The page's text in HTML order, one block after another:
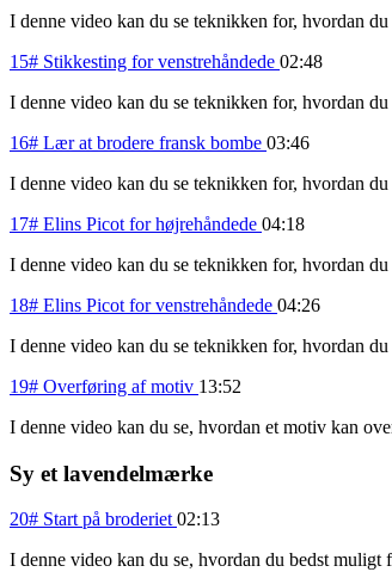
I denne video kan du se teknikken for, hvordan
15# Stikkesting for venstrehåndede 02:48
I denne video kan du se teknikken for, hvordan
16# Lær at brodere fransk bombe 03:46
I denne video kan du se teknikken for, hvordan
17# Elins Picot for højrehåndede 04:18
I denne video kan du se teknikken for, hvordan
18# Elins Picot for venstrehåndede 04:26
I denne video kan du se teknikken for, hvordan
19# Overføring af motiv 13:52
I denne video kan du se, hvordan et motiv kan
Sy et lavendelmærke
20# Start på broderiet 02:13
I denne video kan du se, hvordan du bedst muligt